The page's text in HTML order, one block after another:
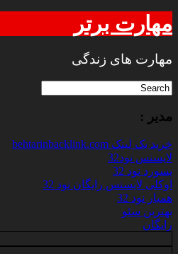
مهارت برتر
مهارت های زندگی
مدیر :
خرید بک لینک behtarinbacklink.com
لایسنس نود32
پسورد نود 32
اوکلی لایسنس رایگان نود 32
همیار نود 32
بهترین سئو
رایگان